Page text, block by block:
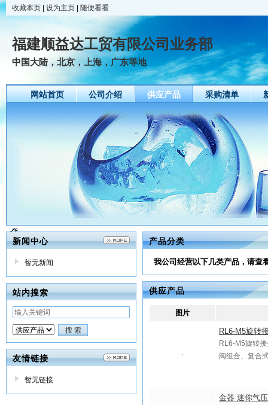
收藏本页 设为主页 随便看看
福建顺益达工贸有限公司业务部
中国大陆，北京，上海，广东等地
网站首页 公司介绍 供应产品 采购清单
新闻中心
暂无新闻
站内搜索
友情链接
暂无链接
产品分类
我公司经营以下几类产品，请查
供应产品
图片
RL6-M5旋转
RL6-M5旋转
阀组合、复合
金器 迷你气